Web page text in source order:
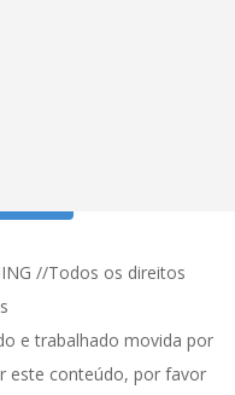
//Todos os direitos
e trabalhado movida por
este conteúdo, por favor